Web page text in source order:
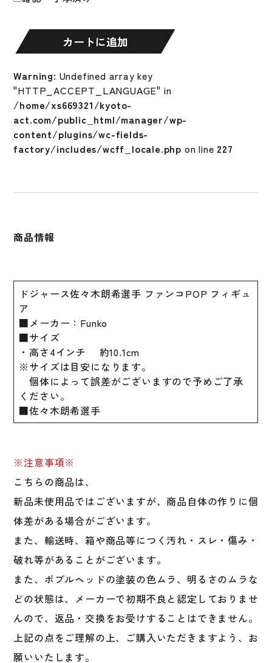
ュ
フ
ァ
コ
ROKI
SASAKI
Funko
Pop
人
サ
ル
ジ
ャ
ー
ス
Los
Angeles
LA
Dodgers
グ
ッ
野
メ
ジ
ャ
ー
リ
ー
グ
大
リ
ー
グ
個
カートに追加
Warning: Undefined array key
"HTTP_ACCEPT_LANGUAGE" in
/home/xs669321/kyoto-
act.com/public_html/manager/wp-
content/plugins/wc-fields-
factory/includes/wcff_locale.php on line 227
商品情報
ドジャース佐々木朗希選手 ファンコPOP フィギュ
ア
■メーカー：Funko
■サイズ
・高さ4インチ 約10.1cm
※サイズは目安になります。
個体によって誤差がございますので予めご了承
ください。
■佐々木朗希選手
※注意事項※
こちらの商品は、
新品未使用品ではございますが、商品自体の作りに個
体差がある場合がございます。
また、輸送時、箱や商品等につく汚れ・スレ・傷み・
破れ等があることがございます。
また、ボブルヘッドの塗装の色ムラ、明るさのムラな
どの状態は、メーカーで初期不良と認定しておりませ
んので、返品・交換をお受けすることはできません。
上記の点をご理解の上、ご購入いただきますよう、お
願いいたします。